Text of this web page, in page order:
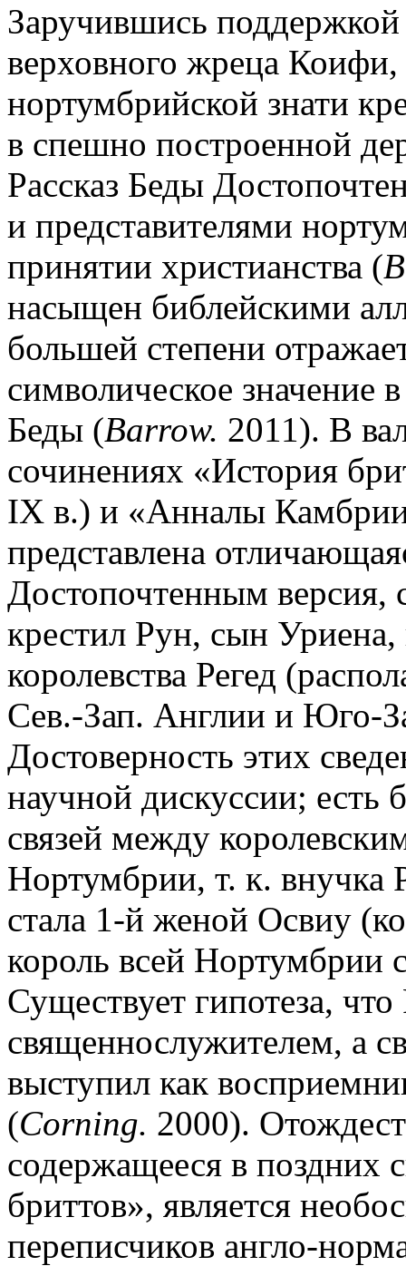
Заручившись
верховного жреца
нортумбрийской знати
в спешно построенной
Рассказ Беды
и представителями
принятии христианства (
насыщен библейскими
большей степени
символическое значение
Беды (Barrow. 2011). В
сочинениях «История
IX в.) и «Анналы
представлена
Достопочтенным версия,
крестил Рун, сын Уриена,
королевства Регед
Сев.-Зап. Англии и Юго-
Достоверность этих
научной дискуссии; есть
связей между
Нортумбрии, т. к. внучка
стала 1-й женой Освиу
король всей Нортумбрии
Существует гипотеза,
священнослужителем, а
выступил как
(Corning. 2000).
содержащееся в поздних
бриттов», является
переписчиков англо-